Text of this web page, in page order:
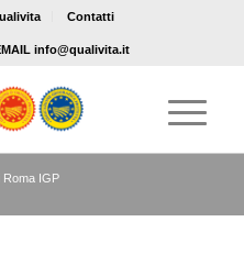
Contatti
info@qualivita.it
Roma IGP